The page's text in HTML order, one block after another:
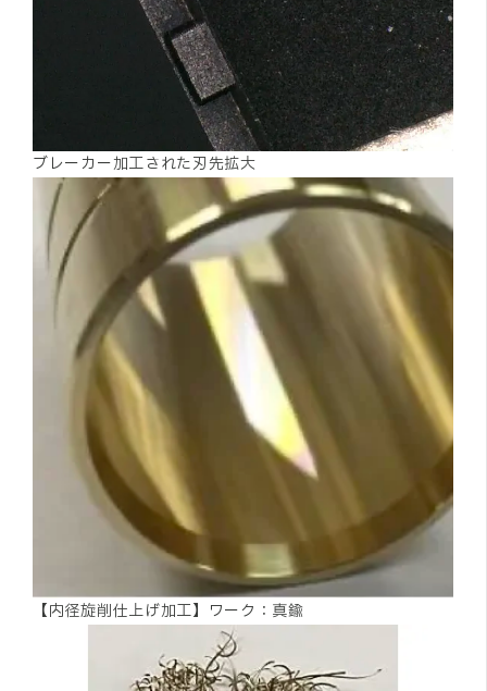
ブレーカー加工された刃先拡大
【内径旋削仕上げ加工】ワーク：真鍮